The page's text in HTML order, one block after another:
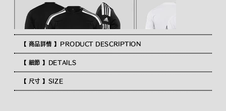
【 商品詳情 】PRODUCT DESCRIPTION
【 細節 】DETAILS
【 尺寸 】SIZE